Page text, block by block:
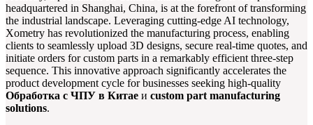
headquartered in Shanghai, China, is at the forefront of transforming
the industrial landscape. Leveraging cutting-edge AI technology,
Xometry has revolutionized the manufacturing process, enabling
clients to seamlessly upload 3D designs, secure real-time quotes, and
initiate orders for custom parts in a remarkably efficient three-step
sequence. This innovative approach significantly accelerates the
product development cycle for businesses seeking high-quality
Обработка с ЧПУ в Китае и custom part manufacturing
solutions.